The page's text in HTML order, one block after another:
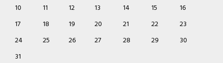
10
11 12 13 14 15
16
17
18 19 20 21 22
23
24
25 26 27 28 29
30
31